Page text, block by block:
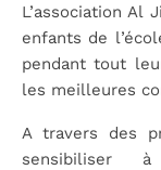
L’association Al
enfants de
pendant tout
les meilleures
A travers des
sensibiliser